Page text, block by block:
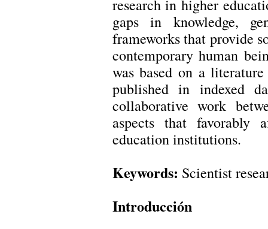
research in higher
gaps in knowledge,
frameworks that provide
contemporary human
was based on a
published in indexed
collaborative work
aspects that favorably
education institutions.
Keywords: Scientist
Introducción